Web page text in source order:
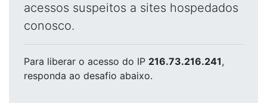
acessos suspeitos a sites hospedados
conosco.
Para liberar o acesso do IP 216.73.216.241,
responda ao desafio abaixo.